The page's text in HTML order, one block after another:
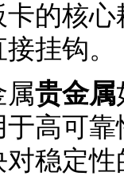
的核
挂钩。
属贵金属
高可
稳定